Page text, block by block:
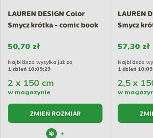
LAUREN DESIGN Color
Smycz krótka - comic book
50,70 zł
Najbliższa wysyłka już za
1 dzień 10:09:29
2 x 150 cm
w magazynie
ZMIEŃ ROZMIAR
+
LAUREN
Smycz
57,30 zł
Najbliższa
1 dzień
2,5 x
w